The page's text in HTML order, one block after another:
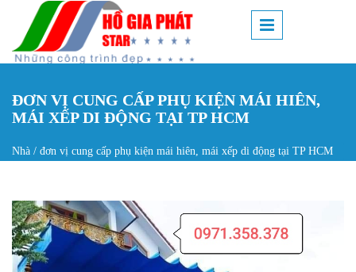
Nhảy đến nội dung
ĐƠN VỊ CUNG CẤP PHỤ KIỆN MÁI HIÊN,
MÁI XẾP DI ĐỘNG TẠI TP HCM
Bạn đang ở đây
Nhà / đơn vị cung cấp phụ kiện mái hiên, mái xếp di động tại TP HCM